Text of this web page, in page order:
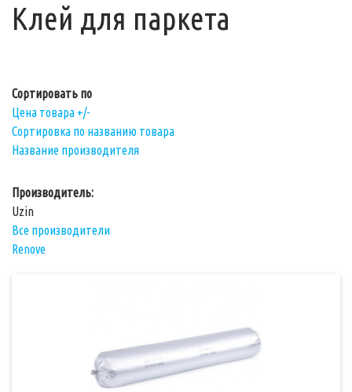
Клей для паркета
Сортировать по
Цена товара +/-
Сортировка по названию товара
Название производителя
Производитель:
Uzin
Все производители
Renove